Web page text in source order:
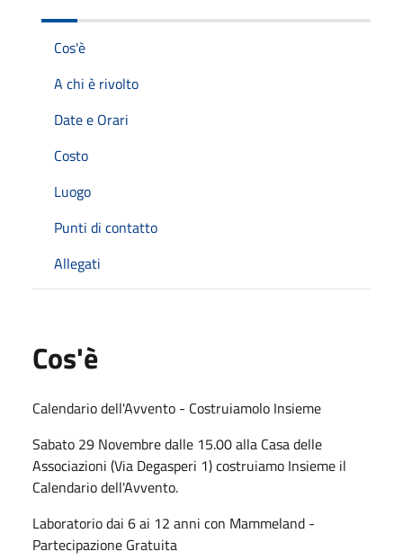
Cos'è
A chi è rivolto
Date e Orari
Costo
Luogo
Punti di contatto
Allegati
Cos'è
Calendario dell'Avvento - Costruiamolo Insieme
Sabato 29 Novembre dalle 15.00 alla Casa delle
Associazioni (Via Degasperi 1) costruiamo Insieme il
Calendario dell'Avvento.
Laboratorio dai 6 ai 12 anni con Mammeland -
Partecipazione Gratuita